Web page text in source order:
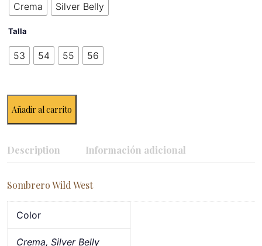
Crema Silver Belly
Talla
53 54 55 56
Añadir al carrito
Description Información adicional
Sombrero Wild West
Color
Crema, Silver Belly